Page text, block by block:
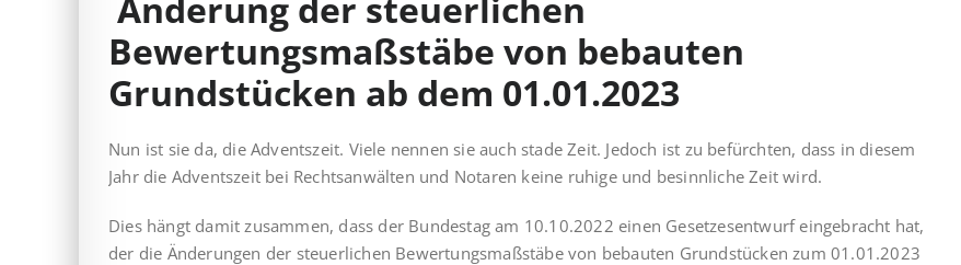
Bewertungsmaßstäbe von bebauten
Grundstücken ab dem 01.01.2023
Nun ist sie da, die Adventszeit. Viele nennen sie auch stade Zeit. Jedoch ist zu befürchten, dass in diesem
Jahr die Adventszeit bei Rechtsanwälten und Notaren keine ruhige und besinnliche Zeit wird.
Dies hängt damit zusammen, dass der Bundestag am 10.10.2022 einen Gesetzesentwurf eingebracht hat,
der die Änderungen der steuerlichen Bewertungsmaßstäbe von bebauten Grundstücken zum 01.01.2023